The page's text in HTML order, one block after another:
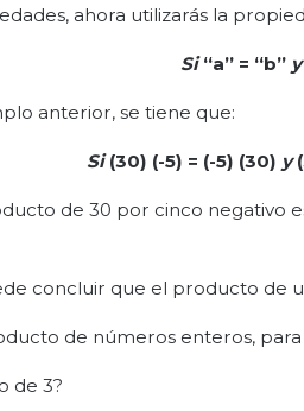
ahora utilizarás la
Si“a” = “b” y
anterior, se tiene que:
Si(30) (-5) = (-5) (30) y
de 30 por cinco negativo
concluir que el producto de
de números enteros, para
de 3?